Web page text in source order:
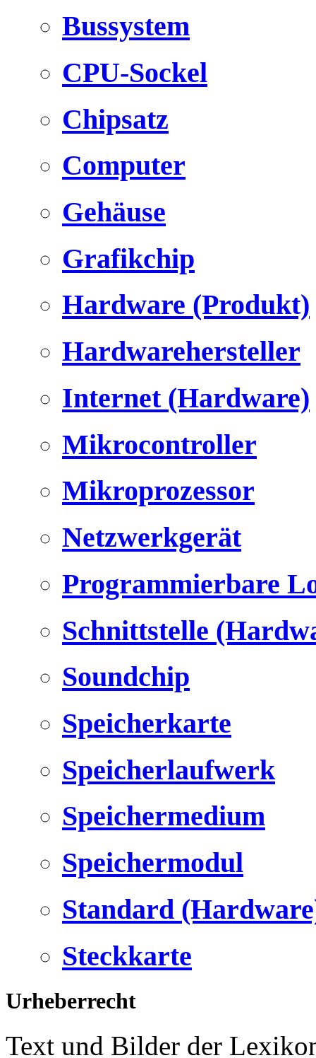
Bussystem
CPU-Sockel
Chipsatz
Computer
Gehäuse
Grafikchip
Hardware (Produkt)
Hardwarehersteller
Internet (Hardware)
Mikrocontroller
Mikroprozessor
Netzwerkgerät
Programmierbare
Schnittstelle
Soundchip
Speicherkarte
Speicherlaufwerk
Speichermedium
Speichermodul
Standard
Steckkarte
Urheberrecht
Text und Bilder der